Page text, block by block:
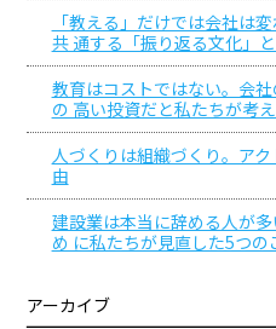
「教える」だけでは会社は
共 通する「振り返る文化」
教育はコストではない。会
の 高い投資だと私たちが考
人づくりは組織づくり。ア
由
建設業は本当に辞める人が
め に私たちが見直した5つの
アーカイブ